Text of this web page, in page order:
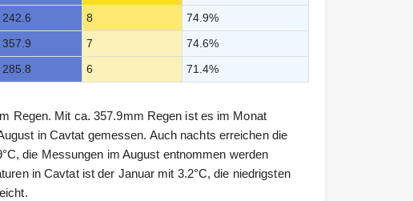
242.6 8 74.9%
357.9 7 74.6%
285.8 6 71.4%
Regen. Mit ca. 357.9mm Regen ist es im Monat
in Cavtat gemessen. Auch nachts erreichen die
die Messungen im August entnommen werden
in Cavtat ist der Januar mit 3.2°C, die niedrigsten